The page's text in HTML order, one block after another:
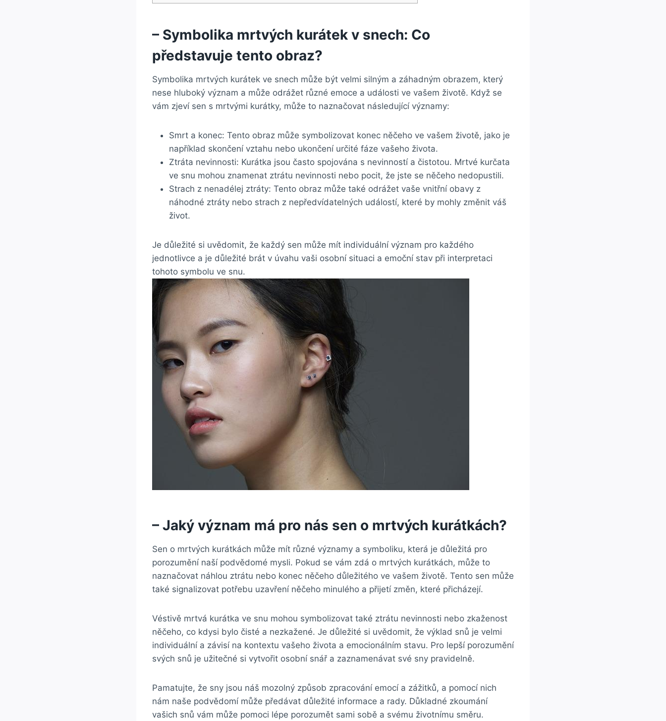
– Symbolika mrtvých kurátek v snech: Co
představuje tento obraz?
Symbolika mrtvých kurátek ve snech může být velmi silným a záhadným obrazem, který
nese hluboký význam a může odrážet různé emoce a události ve vašem životě. Když se
vám zjeví sen s mrtvými kurátky, může to naznačovat následující významy:
Smrt a konec: Tento obraz může symbolizovat konec něčeho ve vašem životě, jako je
například skončení vztahu nebo ukončení určité fáze vašeho života.
Ztráta nevinnosti: Kurátka jsou často spojována s nevinností a čistotou. Mrtvé kurčata
ve snu mohou znamenat ztrátu nevinnosti nebo pocit, že jste se něčeho nedopustili.
Strach z nenadélej ztráty: Tento obraz může také odrážet vaše vnitřní obavy z
náhodné ztráty nebo strach z nepředvídatelných událostí, které by mohly změnit váš
život.
Je důležité si uvědomit, že každý sen může mít individuální význam pro každého
jednotlivce a je důležité brát v úvahu vaši osobní situaci a emoční stav při interpretaci
tohoto symbolu ve snu.
– Jaký význam má pro nás sen o mrtvých kurátkách?
Sen o mrtvých kurátkách může mít různé významy a symboliku, která je důležitá pro
porozumění naší podvědomé mysli. Pokud se vám zdá o mrtvých kurátkách, může to
naznačovat náhlou ztrátu nebo konec něčeho důležitého ve vašem životě. Tento sen může
také signalizovat potřebu uzavření něčeho minulého a přijetí změn, které přicházejí.
Véstivě mrtvá kurátka ve snu mohou symbolizovat také ztrátu nevinnosti nebo zkaženost
něčeho, co kdysi bylo čisté a nezkažené. Je důležité si uvědomit, že výklad snů je velmi
individuální a závisí na kontextu vašeho života a emocionálním stavu. Pro lepší porozumění
svých snů je užitečné si vytvořit osobní snář a zaznamenávat své sny pravidelně.
Pamatujte, že sny jsou náš mozolný způsob zpracování emocí a zážitků, a pomocí nich
nám naše podvědomí může předávat důležité informace a rady. Důkladné zkoumání
vašich snů vám může pomoci lépe porozumět sami sobě a svému životnímu směru.